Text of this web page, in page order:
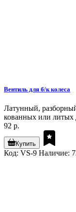
Вентиль для б/к колеса
Латунный,
кованных или литых
92 р.
Купить
Код: VS-9 Наличие: